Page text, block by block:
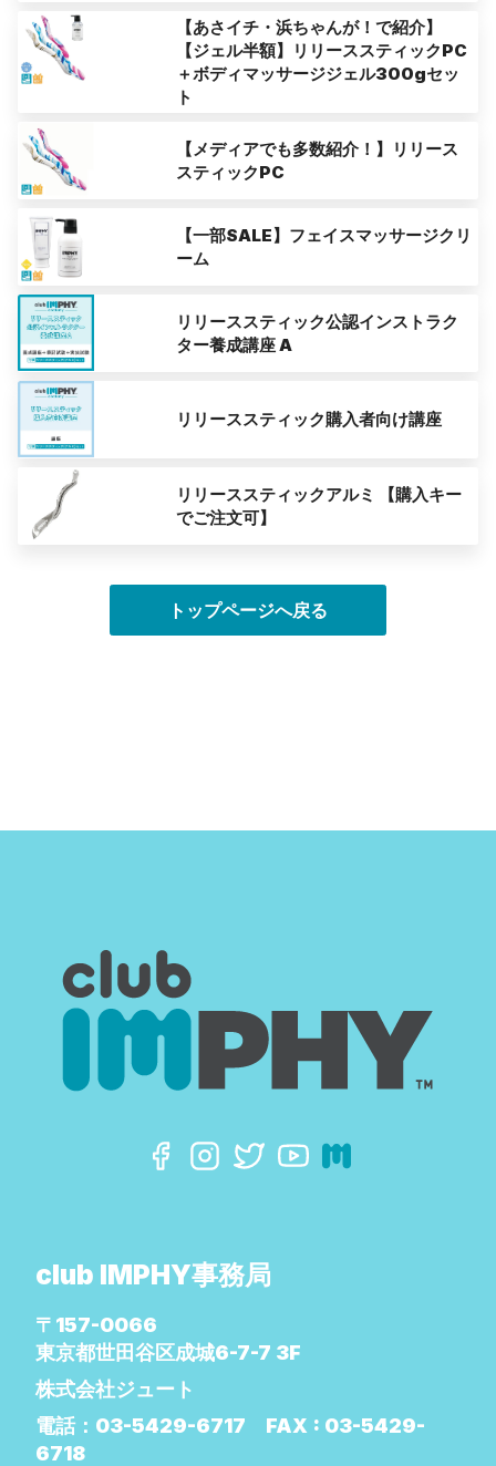
【あさイチ・浜ちゃんが！で紹介】
【ジェル半額】リリーススティックPC
＋ボディマッサージジェル300gセッ
ト
【メディアでも多数紹介！】リリース
スティックPC
【一部SALE】フェイスマッサージクリ
ーム
リリーススティック公認インストラク
ター養成講座 A
リリーススティック購入者向け講座
リリーススティックアルミ 【購入キー
でご注文可】
トップページへ戻る
club IMPHY事務局
〒157-0066
東京都世田谷区成城6-7-7 3F
株式会社ジュート
電話： 03-5429-6717 FAX : 03-5429-
6718